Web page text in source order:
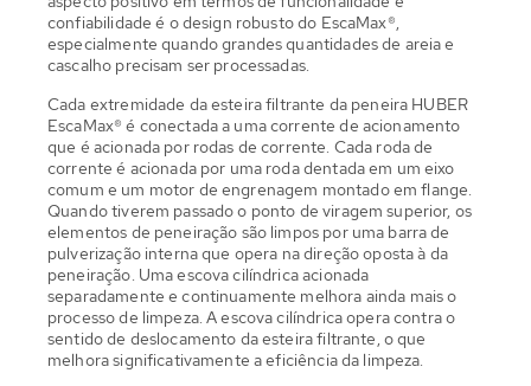
confiabilidade é o design robusto do EscaMax®,
especialmente quando grandes quantidades de areia e
cascalho precisam ser processadas.
Cada extremidade da esteira filtrante da peneira HUBER
EscaMax® é conectada a uma corrente de acionamento
que é acionada por rodas de corrente. Cada roda de
corrente é acionada por uma roda dentada em um eixo
comum e um motor de engrenagem montado em flange.
Quando tiverem passado o ponto de viragem superior, os
elementos de peneiração são limpos por uma barra de
pulverização interna que opera na direção oposta à da
peneiração. Uma escova cilíndrica acionada
separadamente e continuamente melhora ainda mais o
processo de limpeza. A escova cilíndrica opera contra o
sentido de deslocamento da esteira filtrante, o que
melhora significativamente a eficiência da limpeza.